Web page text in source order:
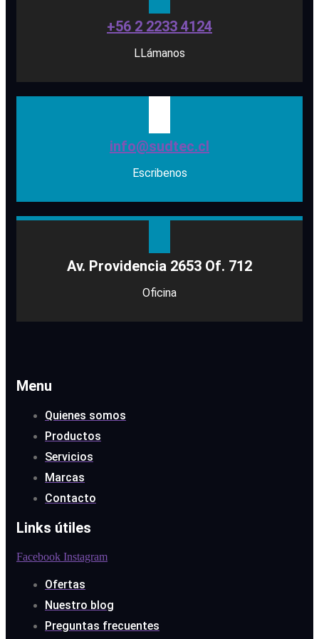
+56 2 2233 4124
LLámanos
info@sudtec.cl
Escribenos
Av. Providencia 2653 Of. 712
Oficina
Menu
Quienes somos
Productos
Servicios
Marcas
Contacto
Links útiles
Facebook Instagram
Ofertas
Nuestro blog
Preguntas frecuentes